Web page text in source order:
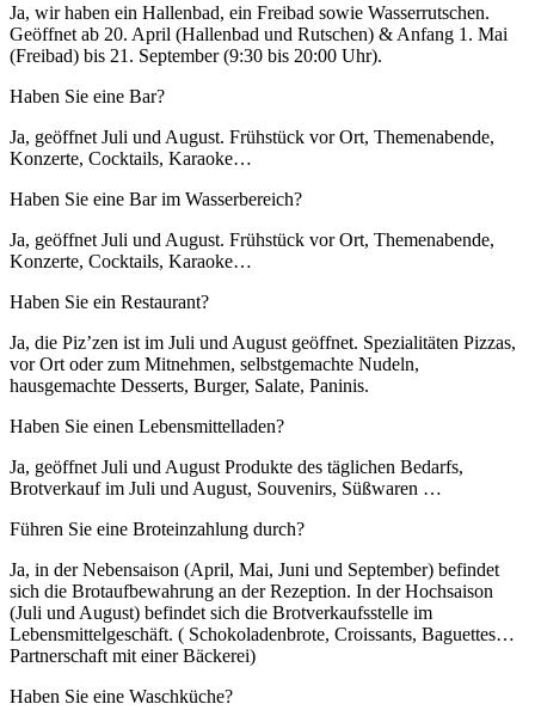
Ja, wir haben ein Hallenbad, ein Freibad sowie Wasserrutschen.
Geöffnet ab 20. April (Hallenbad und Rutschen) & Anfang 1. Mai
(Freibad) bis 21. September (9:30 bis 20:00 Uhr).
Haben Sie eine Bar?
Ja, geöffnet Juli und August. Frühstück vor Ort, Themenabende,
Konzerte, Cocktails, Karaoke…
Haben Sie eine Bar im Wasserbereich?
Ja, geöffnet Juli und August. Frühstück vor Ort, Themenabende,
Konzerte, Cocktails, Karaoke…
Haben Sie ein Restaurant?
Ja, die Piz’zen ist im Juli und August geöffnet. Spezialitäten Pizzas,
vor Ort oder zum Mitnehmen, selbstgemachte Nudeln,
hausgemachte Desserts, Burger, Salate, Paninis.
Haben Sie einen Lebensmittelladen?
Ja, geöffnet Juli und August Produkte des täglichen Bedarfs,
Brotverkauf im Juli und August, Souvenirs, Süßwaren …
Führen Sie eine Broteinzahlung durch?
Ja, in der Nebensaison (April, Mai, Juni und September) befindet
sich die Brotaufbewahrung an der Rezeption. In der Hochsaison
(Juli und August) befindet sich die Brotverkaufsstelle im
Lebensmittelgeschäft. ( Schokoladenbrote, Croissants, Baguettes…
Partnerschaft mit einer Bäckerei)
Haben Sie eine Waschküche?